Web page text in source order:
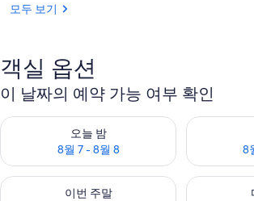
모두 보기
객실 옵션
이 날짜의 예약 가능 여부 확인
오늘 밤
8월 7 - 8월 8
오늘 밤 예약 가능 여부 확인, 8월 7 - 8월 8
8
내일 예약
이번 주말
이번 주말 예약 가능 여부 확인, 8월 7 - 8월 9
다음 주말